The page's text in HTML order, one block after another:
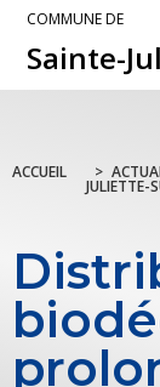
COMMUNE DE
Sainte-
ACCUEIL >
JULIETTE-